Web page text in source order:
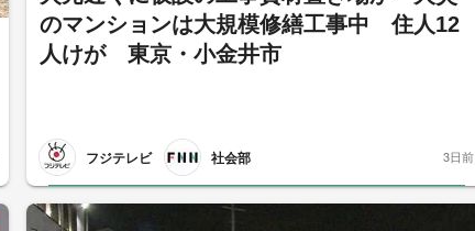
のマンションは大規模修繕工事中 住人12
人けが 東京・小金井市
フジテレビ 社会部 3日前